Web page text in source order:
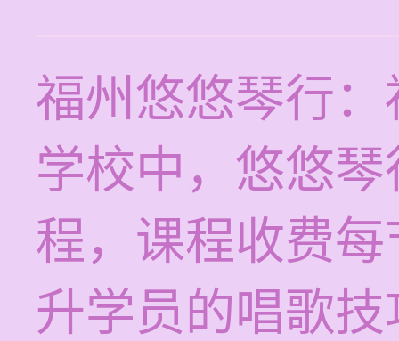
福州悠悠琴行
学校中，悠悠
程，课程收费
升学员的唱歌技